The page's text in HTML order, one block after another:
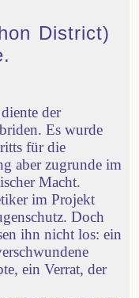
District)
der
Es wurde
für die
aber zugrunde im
Macht.
im Projekt
Doch
ihn nicht los: ein
ein Verrat, der